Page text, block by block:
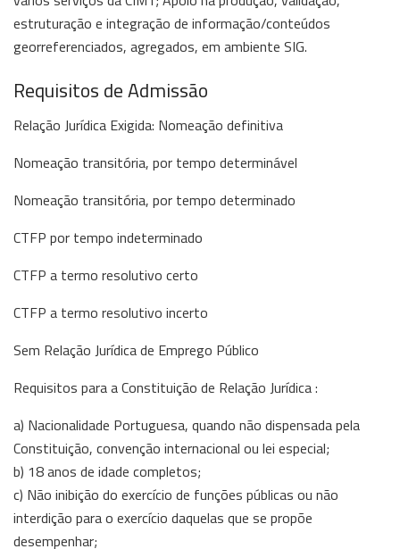
estruturação e integração de informação/conteúdos
georreferenciados, agregados, em ambiente SIG.
Requisitos de Admissão
Relação Jurídica Exigida: Nomeação definitiva
Nomeação transitória, por tempo determinável
Nomeação transitória, por tempo determinado
CTFP por tempo indeterminado
CTFP a termo resolutivo certo
CTFP a termo resolutivo incerto
Sem Relação Jurídica de Emprego Público
Requisitos para a Constituição de Relação Jurídica :
a) Nacionalidade Portuguesa, quando não dispensada pela
Constituição, convenção internacional ou lei especial;
b) 18 anos de idade completos;
c) Não inibição do exercício de funções públicas ou não
interdição para o exercício daquelas que se propõe
desempenhar;